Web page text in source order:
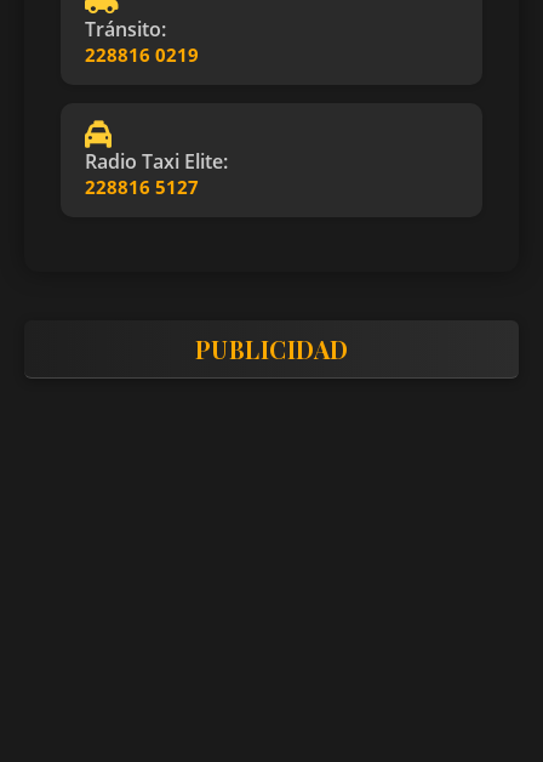
Tránsito:
228816 0219
Radio Taxi Elite:
228816 5127
PUBLICIDAD